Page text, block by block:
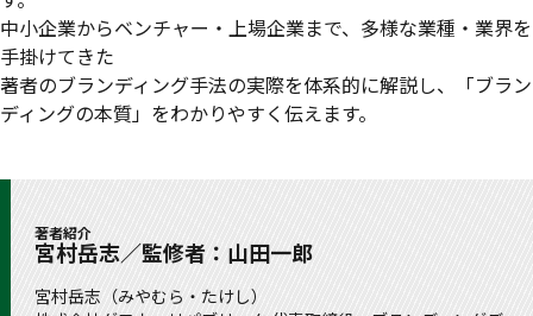
中小企業からベンチャー・上場企業まで、多様な業種・業界を
手掛けてきた
著者のブランディング手法の実際を体系的に解説し、「ブラン
ディングの本質」をわかりやすく伝えます。
著者紹介
宮村岳志／監修者：山田一郎
宮村岳志（みやむら・たけし）